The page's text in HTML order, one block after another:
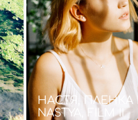
НАСТЯ, ПЛЕНКА
NASTYA, FILM II